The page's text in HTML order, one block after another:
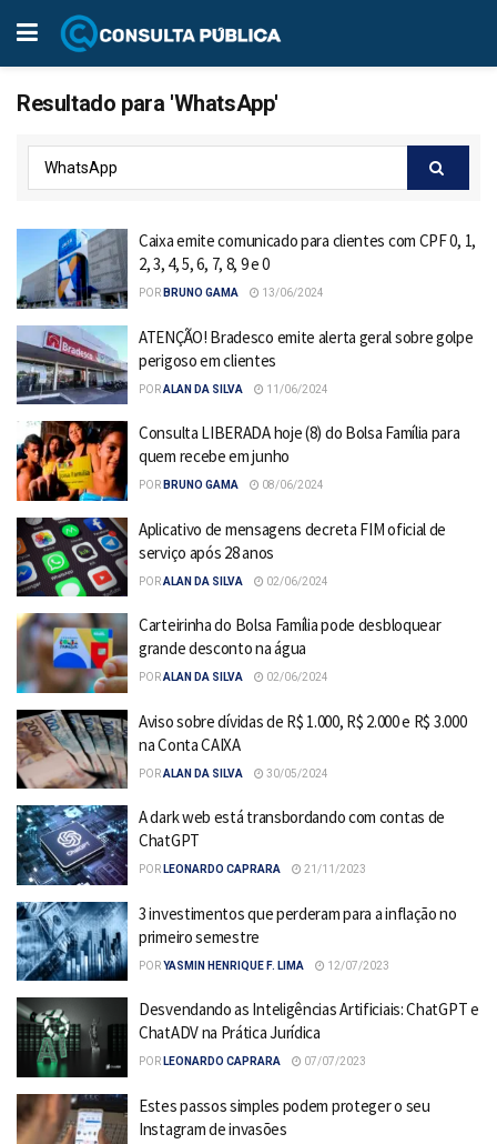
Resultado para 'WhatsApp'
Caixa emite comunicado para clientes com CPF 0, 1,
2, 3, 4, 5, 6, 7, 8, 9 e 0
POR BRUNO GAMA 13/06/2024
ATENÇÃO! Bradesco emite alerta geral sobre golpe
perigoso em clientes
PORALAN DA SILVA 11/06/2024
Consulta LIBERADA hoje (8) do Bolsa Família para
quem recebe em junho
POR BRUNO GAMA 08/06/2024
Aplicativo de mensagens decreta FIM oficial de
serviço após 28 anos
PORALAN DA SILVA 02/06/2024
Carteirinha do Bolsa Família pode desbloquear
grande desconto na água
PORALAN DA SILVA 02/06/2024
Aviso sobre dívidas de R$ 1.000, R$ 2.000 e R$ 3.000
na Conta CAIXA
PORALAN DA SILVA 30/05/2024
A dark web está transbordando com contas de
ChatGPT
POR LEONARDO CAPRARA 21/11/2023
3 investimentos que perderam para a inflação no
primeiro semestre
PORYASMIN HENRIQUE F. LIMA 12/07/2023
Desvendando as Inteligências Artificiais: ChatGPT e
ChatADV na Prática Jurídica
POR LEONARDO CAPRARA 07/07/2023
Estes passos simples podem proteger o seu
Instagram de invasões